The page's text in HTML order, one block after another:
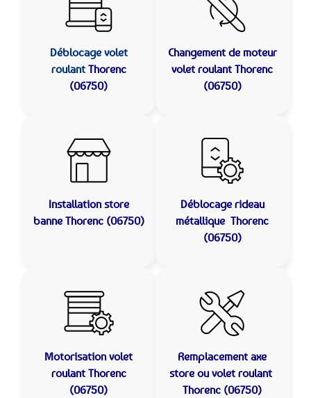
Déblocage volet
roulant Thorenc
(06750)
Changement de moteur
volet roulant Thorenc
(06750)
Installation store
banne Thorenc (06750)
Déblocage rideau
métalliqueThorenc
(06750)
Motorisation volet
roulant Thorenc
(06750)
Remplacement axe
store ou volet roulant
Thorenc (06750)